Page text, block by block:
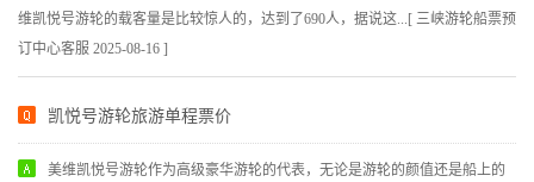
维凯悦号游轮的载客量是比较惊人的，达到了690人，据说这...[ 三峡游轮船票预
订中心客服 2025-08-16 ]
凯悦号游轮旅游单程票价
美维凯悦号游轮作为高级豪华游轮的代表，无论是游轮的颜值还是船上的